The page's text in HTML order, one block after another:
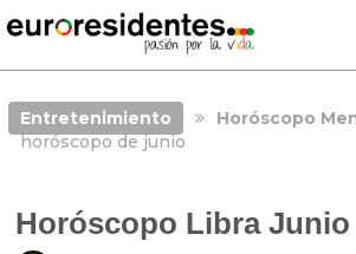
Entretenimiento
Horóscopo
horóscopo de junio
Horóscopo Libra Junio